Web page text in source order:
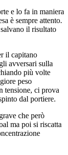
il risultato
il capitano
più volte
peso
tensione, ci prova
dal portiere.
che però
Paponi e